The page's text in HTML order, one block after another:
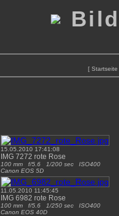
[ Startseite
15.05.2010 17:41:08
IMG 7272 rote Rose
100 mm f/5.6 1/200 sec ISO400
Canon EOS 5D
11.05.2010 11:45:45
IMG 6982 rote Rose
100 mm f/5.6 1/250 sec ISO400
Canon EOS 40D